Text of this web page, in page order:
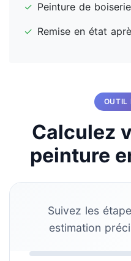
✓ Peinture de
✓ Remise en état
OUTIL
Calculez
peinture
Suivez les
estimation